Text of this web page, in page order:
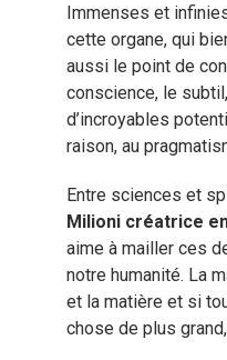
Immenses et
cette organe, qui
aussi le point de
conscience, le
d’incroyables
raison, au
Entre sciences et
Milioni créatrice
aime à mailler ces
notre humanité. La
et la matière et si
chose de plus